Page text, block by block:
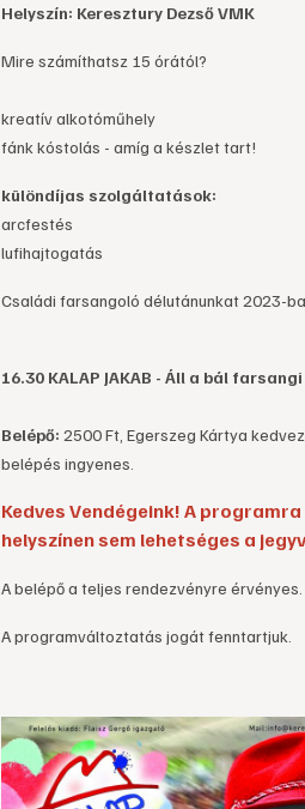
Helyszín: Keresztury Dezső VMK
Mire számíthatsz 15 órától?
kreatív alkotóműhely
fánk kóstolás - amíg a készlet tart!
különdíjas szolgáltatások:
arcfestés
lufihajtogatás
Családi farsangoló délutánunkat 2023-
16.30 KALAP JAKAB - Áll a bál
Belépő: 2500 Ft, Egerszeg Kártya
belépés ingyenes.
Kedves Vendégeink! A programra
helyszínen sem lehetséges a
A belépő a teljes rendezvényre érvényes.
A programváltoztatás jogát fenntartjuk.